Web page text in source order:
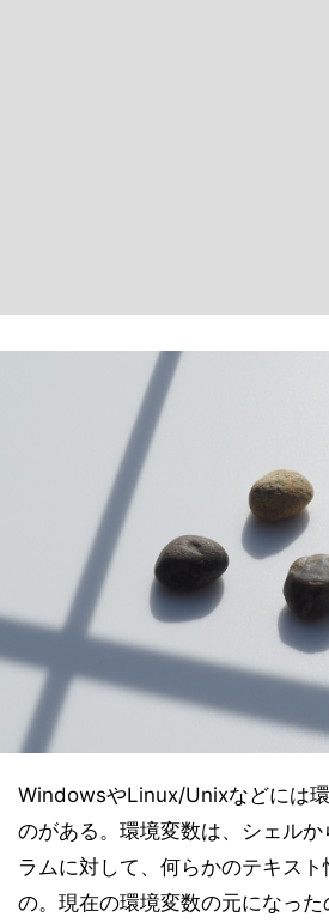
WindowsやLinux/Unixなどには
のがある。環境変数は、シェル
ラムに対して、何らかのテキス
の。現在の環境変数の元になっ